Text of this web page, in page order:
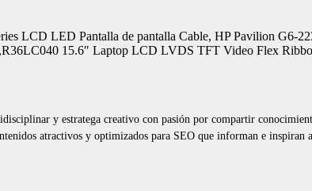
LCD LED Pantalla de pantalla Cable, HP Pavilion
15.6″ Laptop LCD LVDS TFT Video Flex
y estratega creativo con pasión por compartir
atractivos y optimizados para SEO que informan e inspiran